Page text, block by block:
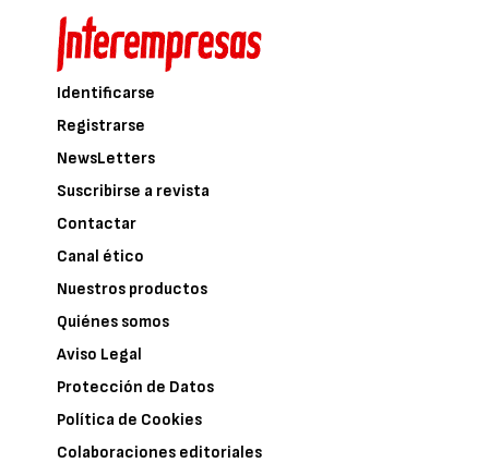
Identificarse
Registrarse
NewsLetters
Suscribirse a revista
Contactar
Canal ético
Nuestros productos
Quiénes somos
Aviso Legal
Protección de Datos
Política de Cookies
Colaboraciones editoriales